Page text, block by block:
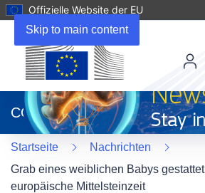
Skip to main content
Offizielle Website der EU
neuem
Fenster)
CORDIS
Startseite
Nachrichten
Grab eines weiblichen Babys
europäische Mittelsteinzeit